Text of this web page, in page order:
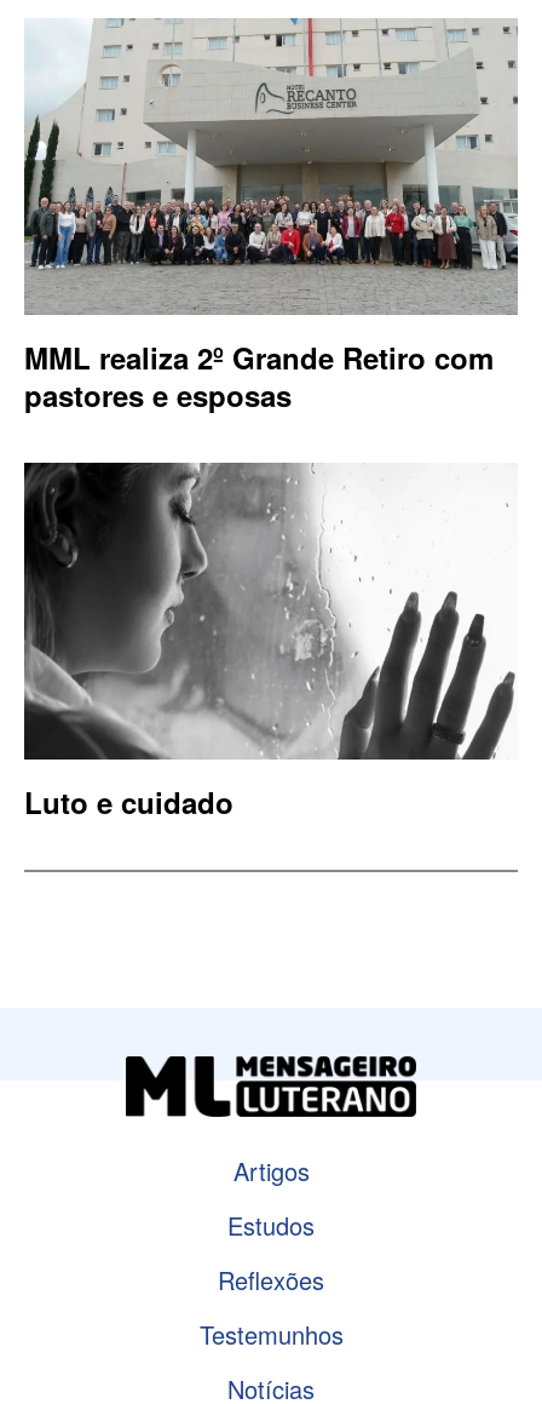
MML realiza 2º Grande Retiro com
pastores e esposas
Luto e cuidado
Artigos
Estudos
Reflexões
Testemunhos
Notícias